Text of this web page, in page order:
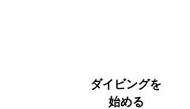
ダイビングを
始める